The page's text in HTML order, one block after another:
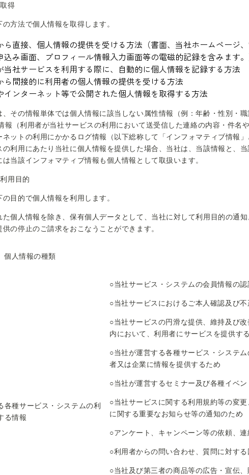
得
方法で個人情報を取得します。
ら直接、個人情報の提供を受ける方法（書面、当社ホームページ
込み画面、プロフィール情報入力画面等の電磁的記録を含みます
当社サービスを利用する際に、自動的に個人情報を記録する方法
ら間接的に利用者の個人情報の提供を受ける方法
インターネット等で公開された個人情報を取得する方法
その情報単体では個人情報に該当しない属性情報（例：年齢・性別・
報（利用者が当社サービスの利用において送受信した連絡の内容・件名
ネットの利用にかかるログ情報（以下総称して「インフォマティブ情報
の利用にあたり当社に個人情報を提供した場合、当社は、当該情報と、
当該インフォマティブ情報も個人情報として取扱います。
用目的
目的で個人情報を利用します。
た個人情報を除き、保有個人データとして、当社に対して利用目的の通
の停止のご請求をおこなうことができます。
個人情報の種類
各種サービス・システムの利
る情報
○当社サービス・システムの会員情報の
○当社サービスにおけるご本人確認及び
○当社サービスの円滑な提供、維持及び
内において、利用者にサービスを提供す
○当社が運営する各種サービス・システ
者又は企業に情報を提供するため
○当社が運営するセミナー及び各種イベ
○当社サービスに関する利用規約等の変
に関する重要なお知らせ等の通知のため
○アンケート、キャンペーン等の依頼、
○利用者からの問い合わせ、質問に対す
○当社及び第三者の商品等の広告・宣伝